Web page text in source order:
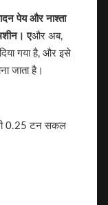
पेय और नाश्ता
एऔर अब,
गया है, और इसे
जाता है।